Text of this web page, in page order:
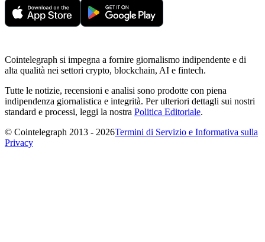
Cointelegraph si impegna a fornire giornalismo indipendente e di
alta qualità nei settori crypto, blockchain, AI e fintech.
Tutte le notizie, recensioni e analisi sono prodotte con piena
indipendenza giornalistica e integrità. Per ulteriori dettagli sui nostri
standard e processi, leggi la nostra Politica Editoriale.
© Cointelegraph 2013 - 2026Termini di Servizio e Informativa sulla
Privacy